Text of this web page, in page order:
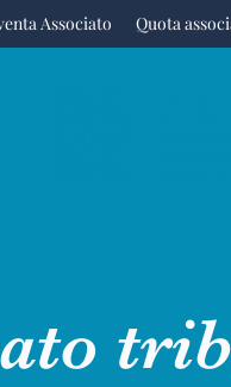
Associato Quota